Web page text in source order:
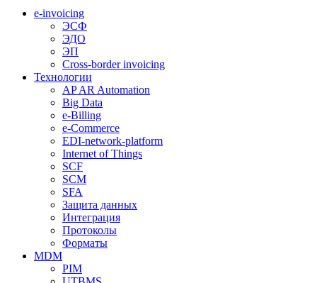
e-invoicing
ЭСФ
ЭДО
ЭП
Cross-border invoicing
Технологии
AP AR Automation
Big Data
e-Billing
e-Commerce
EDI-network-platform
Internet of Things
SCF
SCM
SFA
Защита данных
Интеграция
Протоколы
Форматы
MDM
PIM